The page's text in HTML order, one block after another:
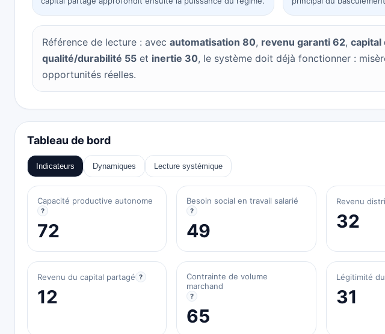
Référence de lecture : avec automatisation 80, revenu garanti 62, capital
qualité/durabilité 55 et inertie 30, le système doit déjà fonctionner :
opportunités réelles.
Tableau de bord
Indicateurs Dynamiques Lecture systémique
Capacité productive autonome
?
72
Besoin social en travail salarié
?
49
Revenu
32
Revenu du capital partagé ?
12
Contrainte de volume
marchand
?
65
Légitimité
31